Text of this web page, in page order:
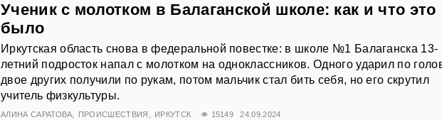
Ученик с молотком в Балаганской школе: как и что это
было
Иркутская область снова в федеральной повестке: в школе №1 Балаганска 13-
летний подросток напал с молотком на одноклассников. Одного ударил по
двое других получили по рукам, потом мальчик стал бить себя, но его скрутил
учитель физкультуры.
АЛИНА САРАТОВА ПРОИСШЕСТВИЯ ИРКУТСК 15149 24.09.2024